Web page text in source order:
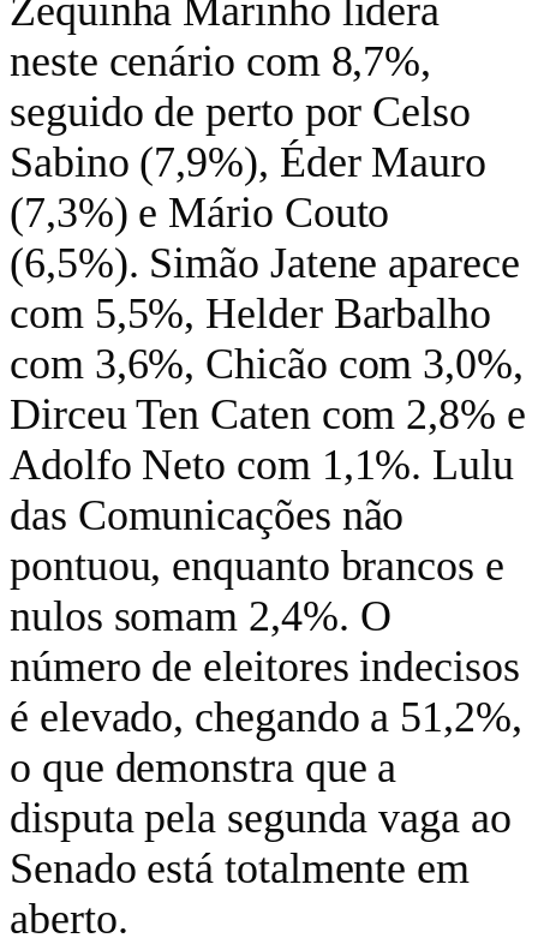
Zequinha Marinho lidera
neste cenário com 8,7%,
seguido de perto por Celso
Sabino (7,9%), Éder Mauro
(7,3%) e Mário Couto
(6,5%). Simão Jatene aparece
com 5,5%, Helder Barbalho
com 3,6%, Chicão com 3,0%,
Dirceu Ten Caten com 2,8% e
Adolfo Neto com 1,1%. Lulu
das Comunicações não
pontuou, enquanto brancos e
nulos somam 2,4%. O
número de eleitores indecisos
é elevado, chegando a 51,2%,
o que demonstra que a
disputa pela segunda vaga ao
Senado está totalmente em
aberto.